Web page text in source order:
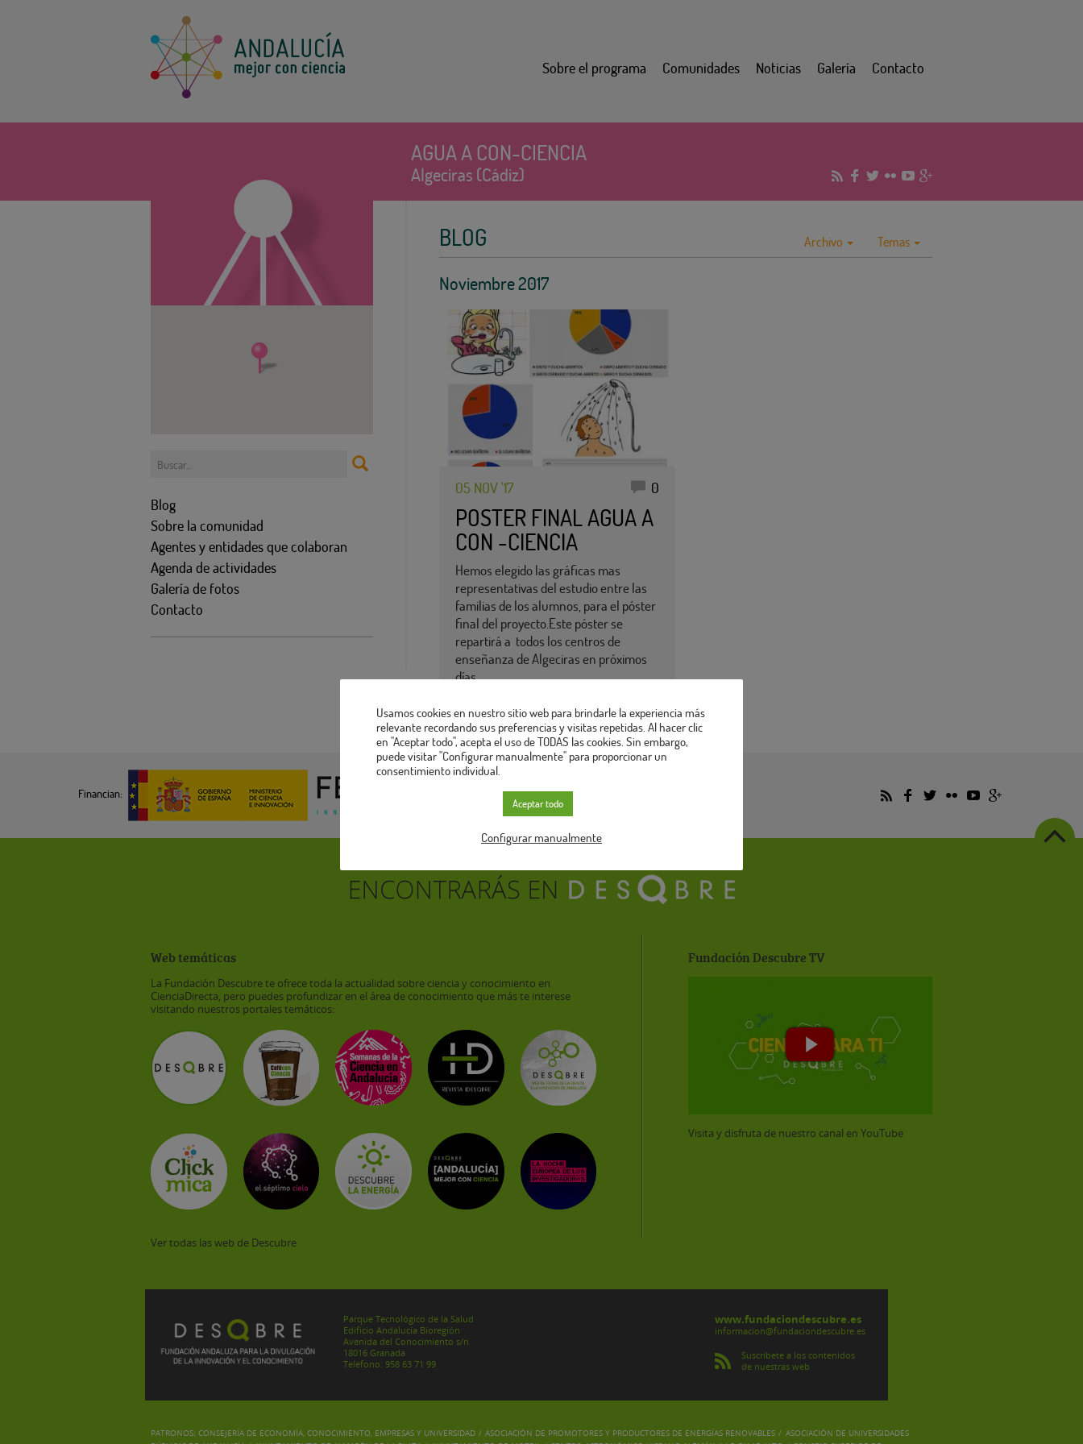
Sobre el programa Comunidades Noticias Galería Contacto
AGUA A CON-CIENCIA
Algeciras (Cádiz)
Blog
Sobre la comunidad
Agentes y entidades que colaboran
Agenda de actividades
Galería de fotos
Contacto
BLOG Archivo Temas
Noviembre 2017
05 NOV '17 0
POSTER FINAL AGUA A
CON -CIENCIA
Hemos elegido las gráficas mas
representativas del estudio entre las
familias de los alumnos, para el póster
final del proyecto.Este póster se
repartirá a todos los centros de
enseñanza de Algeciras en próximos
días…
Financian:
Web temáticas
La Fundación Descubre te ofrece toda la actualidad sobre ciencia y conocimiento en
CienciaDirecta, pero puedes profundizar en el área de conocimiento que más te interese
visitando nuestros portales temáticos:
Ver todas las web de Descubre
Fundación Descubre TV
Visita y disfruta de nuestro canal en YouTube
Parque Tecnológico de la Salud
Edificio Andalucía Bioregión
Avenida del Conocimiento s/n
18016 Granada
Teléfono: 958 63 71 99
www.fundaciondescubre.es
informacion@fundaciondescubre.es
Suscríbete a los contenidos
de nuestras web
PATRONOS: CONSEJERÍA DE ECONOMÍA, CONOCIMIENTO, EMPRESAS Y UNIVERSIDAD / ASOCIACIÓN DE PROMOTORES Y PRODUCTORES DE ENERGÍAS RENOVABLES / ASOCIACIÓN DE UNIVERSIDADES
Usamos cookies en nuestro sitio web para brindarle la experiencia más
relevante recordando sus preferencias y visitas repetidas. Al hacer clic
en "Aceptar todo", acepta el uso de TODAS las cookies. Sin embargo,
puede visitar "Configurar manualmente" para proporcionar un
consentimiento individual.
Aceptar todo
Configurar manualmente